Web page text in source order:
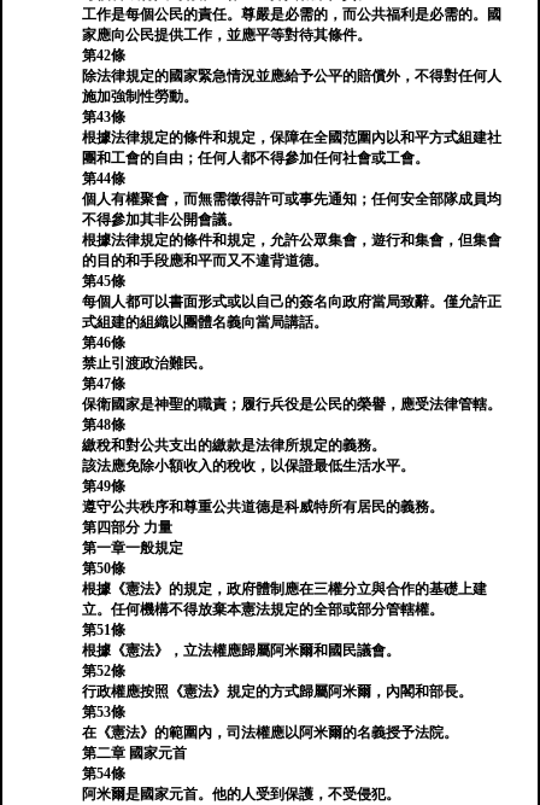
工作是每個公民的責任。尊嚴是必需的，而公共福利是必需的。國
家應向公民提供工作，並應平等對待其條件。
第42條
除法律規定的國家緊急情況並應給予公平的賠償外，不得對任何人
施加強制性勞動。
第43條
根據法律規定的條件和規定，保障在全國范圍內以和平方式組建社
團和工會的自由；任何人都不得參加任何社會或工會。
第44條
個人有權聚會，而無需徵得許可或事先通知；任何安全部隊成員均
不得參加其非公開會議。
根據法律規定的條件和規定，允許公眾集會，遊行和集會，但集會
的目的和手段應和平而又不違背道德。
第45條
每個人都可以書面形式或以自己的簽名向政府當局致辭。僅允許正
式組建的組織以團體名義向當局講話。
第46條
禁止引渡政治難民。
第47條
保衛國家是神聖的職責；履行兵役是公民的榮譽，應受法律管轄。
第48條
繳稅和對公共支出的繳款是法律所規定的義務。
該法應免除小額收入的稅收，以保證最低生活水平。
第49條
遵守公共秩序和尊重公共道德是科威特所有居民的義務。
第四部分 力量
第一章一般規定
第50條
根據《憲法》的規定，政府體制應在三權分立與合作的基礎上建
立。任何機構不得放棄本憲法規定的全部或部分管轄權。
第51條
根據《憲法》，立法權應歸屬阿米爾和國民議會。
第52條
行政權應按照《憲法》規定的方式歸屬阿米爾，內閣和部長。
第53條
在《憲法》的範圍內，司法權應以阿米爾的名義授予法院。
第二章 國家元首
第54條
阿米爾是國家元首。他的人受到保護，不受侵犯。